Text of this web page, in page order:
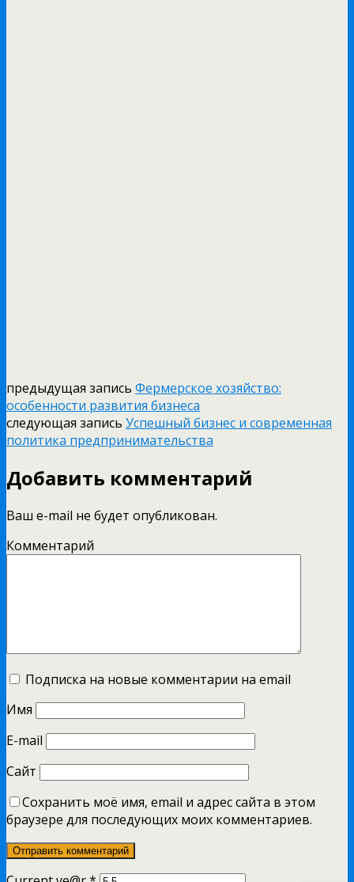
предыдущая запись Фермерское хозяйство:
особенности развития бизнеса
следующая запись Успешный бизнес и современная
политика предпринимательства
Добавить комментарий
Ваш e-mail не будет опубликован.
Комментарий
Подписка на новые комментарии на email
Имя
E-mail
Сайт
Сохранить моё имя, email и адрес сайта в этом
браузере для последующих моих комментариев.